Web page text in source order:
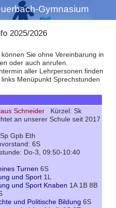
Gymnasium
2025/2026
Sie ohne Vereinbarung in
oder auch anrufen.
aller Lehrpersonen finden
Menüpunkt Sprechstunden
Schneider
Kürzel: Sk
an unserer Schule seit 2017
Gpb Eth
6S
Do-3, 09:50-10:40
Turnen 6S
und Sport1L
und Sport Knaben 1A 1B 8B
und Politische Bildung 6S